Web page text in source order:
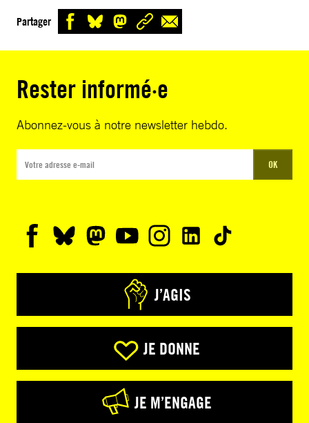
Partager
Rester informé·e
Abonnez-vous à notre newsletter hebdo.
OK
J’AGIS
JE DONNE
JE M’ENGAGE